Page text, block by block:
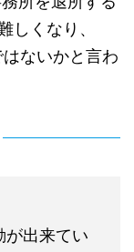
しくなり、
ないかと言わ
が出来てい